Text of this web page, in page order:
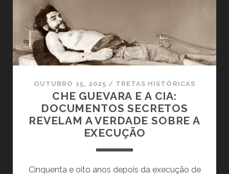
OUTUBRO 15, 2025 / TRETAS HISTÓRICAS
CHE GUEVARA E A CIA:
DOCUMENTOS SECRETOS
REVELAM A VERDADE SOBRE A
EXECUÇÃO
Cinquenta e oito anos depois da execução de